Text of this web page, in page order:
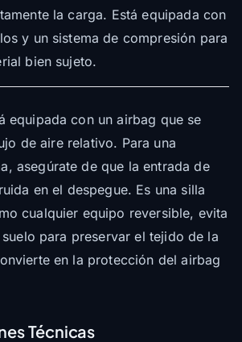
la carga. Está equipada con
y un sistema de compresión para
bien sujeto.
equipada con un airbag que se
de aire relativo. Para una
asegúrate de que la entrada de
en el despegue. Es una silla
cualquier equipo reversible, evita
para preservar el tejido de la
en la protección del airbag
Técnicas